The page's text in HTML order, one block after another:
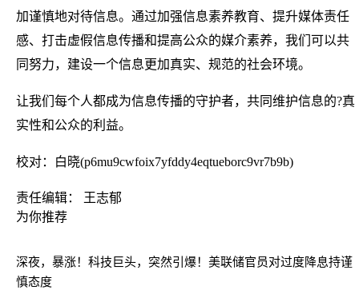
加谨慎地对待信息。通过加强信息素养教育、提升媒体责任
感、打击虚假信息传播和提高公众的媒介素养，我们可以共
同努力，建设一个信息更加真实、规范的社会环境。
让我们每个人都成为信息传播的守护者，共同维护信息的?真
实性和公众的利益。
校对：白晓(p6mu9cwfoix7yfddy4eqtueborc9vr7b9b)
责任编辑： 王志郁
为你推荐
深夜，暴涨！科技巨头，突然引爆！ 美联储官员对过度降息持谨
慎态度